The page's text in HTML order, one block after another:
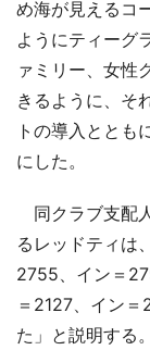
め海が見えるコ
ようにティーグ
ァミリー、女性
きるように、そ
トの導入ととも
にした。
同クラブ支配
るレッドティは
2755、イン＝
＝2127、イン
た」と説明する。